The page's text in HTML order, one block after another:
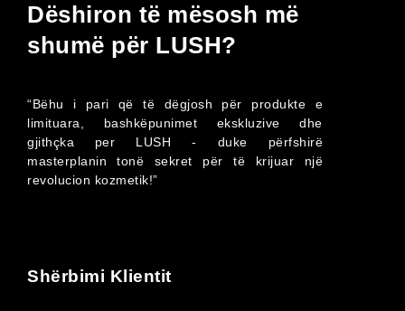
Dëshiron të mësosh më
shumë për LUSH?
“Bëhu i pari që të dëgjosh për produkte e
limituara, bashkëpunimet ekskluzive dhe
gjithçka per LUSH - duke përfshirë
masterplanin tonë sekret për të krijuar një
revolucion kozmetik!”
Shërbimi Klientit